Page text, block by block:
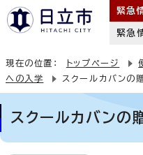
緊急
緊急
現在の位置： トップページ
への入学
スクールカバンの
スクールカバンの